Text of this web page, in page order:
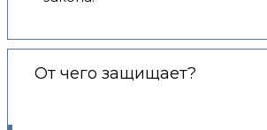
От чего защищает?